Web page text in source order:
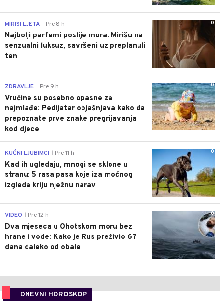
0
MIRISI LJETA Pre 8 h
Najbolji parfemi poslije mora: Mirišu na
senzualni luksuz, savršeni uz preplanuli
ten
0
ZDRAVLJE Pre 9 h
Vrućine su posebno opasne za
najmlađe: Pedijatar objašnjava kako da
prepoznate prve znake pregrijavanja
kod djece
0
KUĆNI LJUBIMCI Pre 11 h
Kad ih ugledaju, mnogi se sklone u
stranu: 5 rasa pasa koje iza moćnog
izgleda kriju nježnu narav
0
VIDEO Pre 12 h
Dva mjeseca u Ohotskom moru bez
hrane i vode: Kako je Rus preživio 67
dana daleko od obale
DNEVNI HOROSKOP